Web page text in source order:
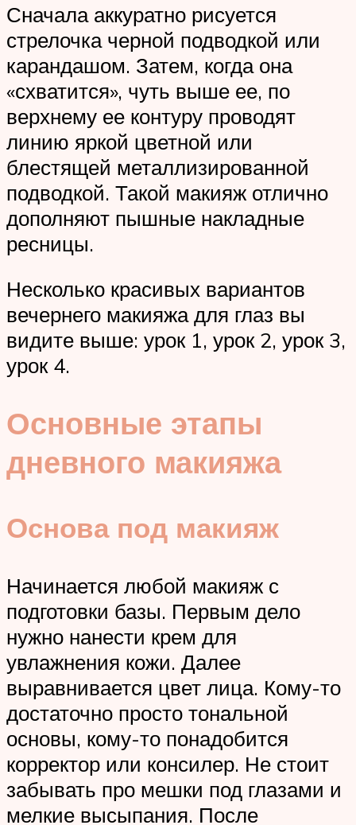
Сначала аккуратно рисуется
стрелочка черной подводкой или
карандашом. Затем, когда она
«схватится», чуть выше ее, по
верхнему ее контуру проводят
линию яркой цветной или
блестящей металлизированной
подводкой. Такой макияж отлично
дополняют пышные накладные
ресницы.
Несколько красивых вариантов
вечернего макияжа для глаз вы
видите выше: урок 1, урок 2, урок 3,
урок 4.
Основные этапы
дневного макияжа
Основа под макияж
Начинается любой макияж с
подготовки базы. Первым дело
нужно нанести крем для
увлажнения кожи. Далее
выравнивается цвет лица. Кому-то
достаточно просто тональной
основы, кому-то понадобится
корректор или консилер. Не стоит
забывать про мешки под глазами и
мелкие высыпания. После